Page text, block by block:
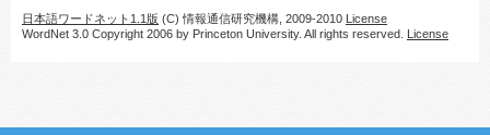
日本語ワードネット1.1版 (C) 情報通信研究機構, 2009-2010 License
WordNet 3.0 Copyright 2006 by Princeton University. All rights reserved. License